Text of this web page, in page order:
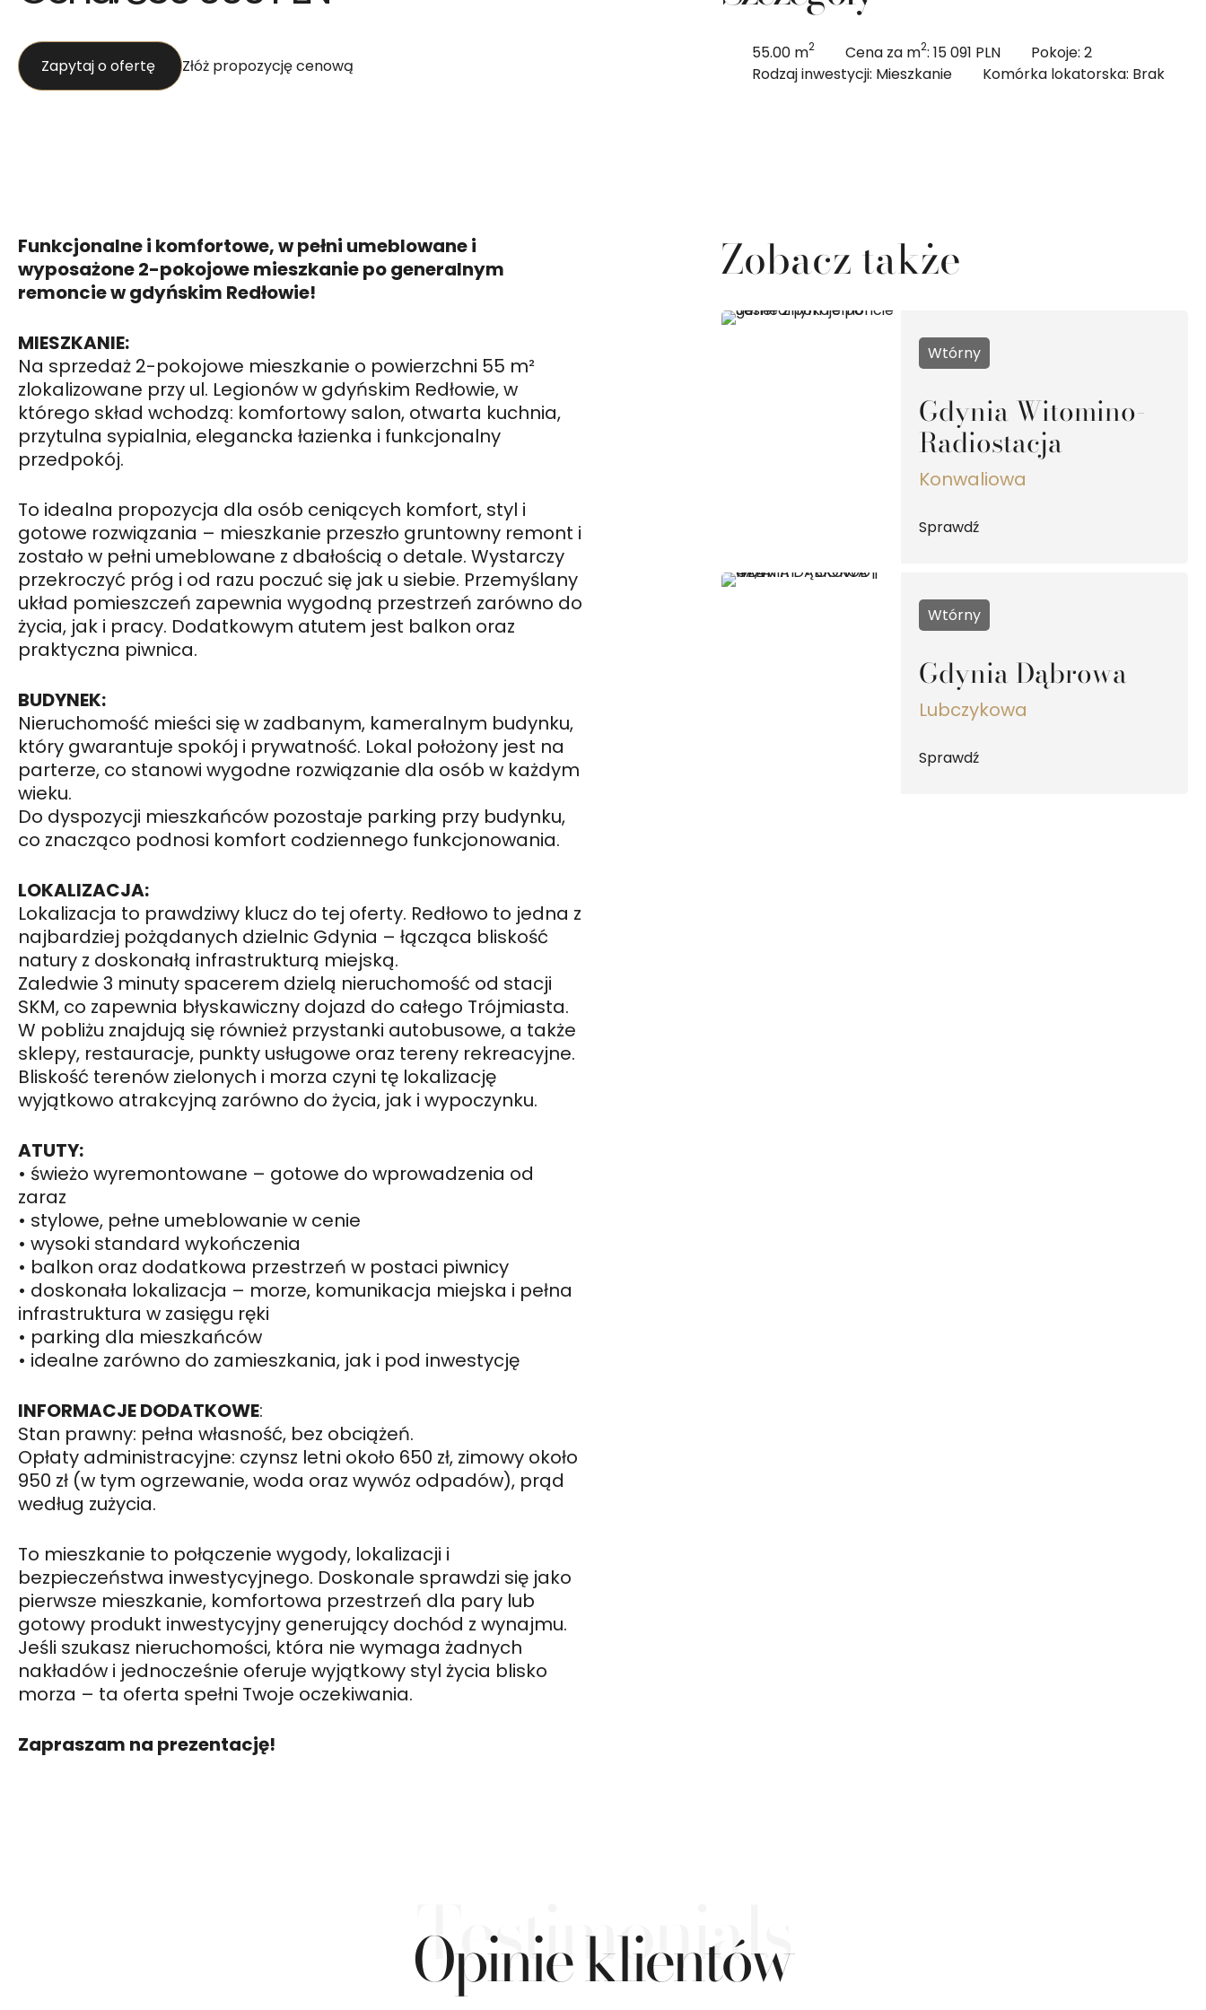
Zapytaj o ofertę Złóż propozycję cenową
55.00 m2 Cena za m2: 15 091 PLN
Pokoje: 2
Rodzaj inwestycji: Mieszkanie
Komórka lokatorska: Brak
Funkcjonalne i komfortowe, w pełni umeblowane i
wyposażone 2-pokojowe mieszkanie po generalnym
remoncie w gdyńskim Redłowie!
MIESZKANIE:
Na sprzedaż 2-pokojowe mieszkanie o powierzchni 55 m²
zlokalizowane przy ul. Legionów w gdyńskim Redłowie, w
którego skład wchodzą: komfortowy salon, otwarta kuchnia,
przytulna sypialnia, elegancka łazienka i funkcjonalny
przedpokój.
To idealna propozycja dla osób ceniących komfort, styl i
gotowe rozwiązania – mieszkanie przeszło gruntowny remont i
zostało w pełni umeblowane z dbałością o detale. Wystarczy
przekroczyć próg i od razu poczuć się jak u siebie. Przemyślany
układ pomieszczeń zapewnia wygodną przestrzeń zarówno do
życia, jak i pracy. Dodatkowym atutem jest balkon oraz
praktyczna piwnica.
BUDYNEK:
Nieruchomość mieści się w zadbanym, kameralnym budynku,
który gwarantuje spokój i prywatność. Lokal położony jest na
parterze, co stanowi wygodne rozwiązanie dla osób w każdym
wieku.
Do dyspozycji mieszkańców pozostaje parking przy budynku,
co znacząco podnosi komfort codziennego funkcjonowania.
LOKALIZACJA:
Lokalizacja to prawdziwy klucz do tej oferty. Redłowo to jedna z
najbardziej pożądanych dzielnic Gdynia – łącząca bliskość
natury z doskonałą infrastrukturą miejską.
Zaledwie 3 minuty spacerem dzielą nieruchomość od stacji
SKM, co zapewnia błyskawiczny dojazd do całego Trójmiasta.
W pobliżu znajdują się również przystanki autobusowe, a także
sklepy, restauracje, punkty usługowe oraz tereny rekreacyjne.
Bliskość terenów zielonych i morza czyni tę lokalizację
wyjątkowo atrakcyjną zarówno do życia, jak i wypoczynku.
ATUTY:
• świeżo wyremontowane – gotowe do wprowadzenia od
zaraz
• stylowe, pełne umeblowanie w cenie
• wysoki standard wykończenia
• balkon oraz dodatkowa przestrzeń w postaci piwnicy
• doskonała lokalizacja – morze, komunikacja miejska i pełna
infrastruktura w zasięgu ręki
• parking dla mieszkańców
• idealne zarówno do zamieszkania, jak i pod inwestycję
INFORMACJE DODATKOWE:
Stan prawny: pełna własność, bez obciążeń.
Opłaty administracyjne: czynsz letni około 650 zł, zimowy około
950 zł (w tym ogrzewanie, woda oraz wywóz odpadów), prąd
według zużycia.
To mieszkanie to połączenie wygody, lokalizacji i
bezpieczeństwa inwestycyjnego. Doskonale sprawdzi się jako
pierwsze mieszkanie, komfortowa przestrzeń dla pary lub
gotowy produkt inwestycyjny generujący dochód z wynajmu.
Jeśli szukasz nieruchomości, która nie wymaga żadnych
nakładów i jednocześnie oferuje wyjątkowy styl życia blisko
morza – ta oferta spełni Twoje oczekiwania.
Zapraszam na prezentację!
Zobacz także
Wtórny
Gdynia Witomino-
Radiostacja
Konwaliowa
Sprawdź
Wtórny
Gdynia Dąbrowa
Lubczykowa
Sprawdź
Testimonials
Opinie klientów